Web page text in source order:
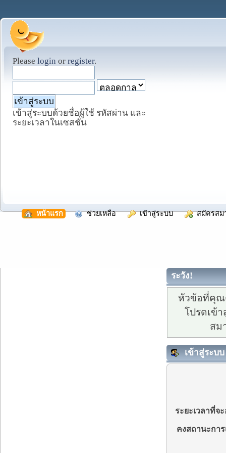
Please login or register.
เข้าสู่ระบบด้วยชื่อผู้ใช้ รหัสผ่าน และ
ระยะเวลาในเซสชั่น
หน้าแรก ช่วยเหลือ เข้าสู่ระบบ สมัครสม
ระวัง!
หัวข้อที่คุณ
โปรดเข้
สม
เข้าสู่ระบบ
ระยะเวลาที่จ
คงสถานะกา